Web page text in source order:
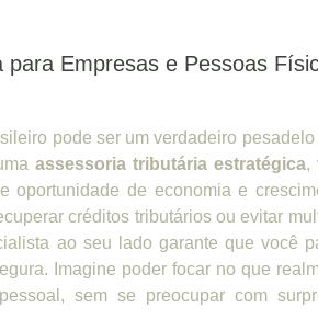
Empresas e Pessoas
pode ser um verdadeiro pesadelo
assessoria tributária estratégica,
oportunidade de economia e
créditos tributários ou evitar
ao seu lado garante que você
Imagine poder focar no que
sem se preocupar com